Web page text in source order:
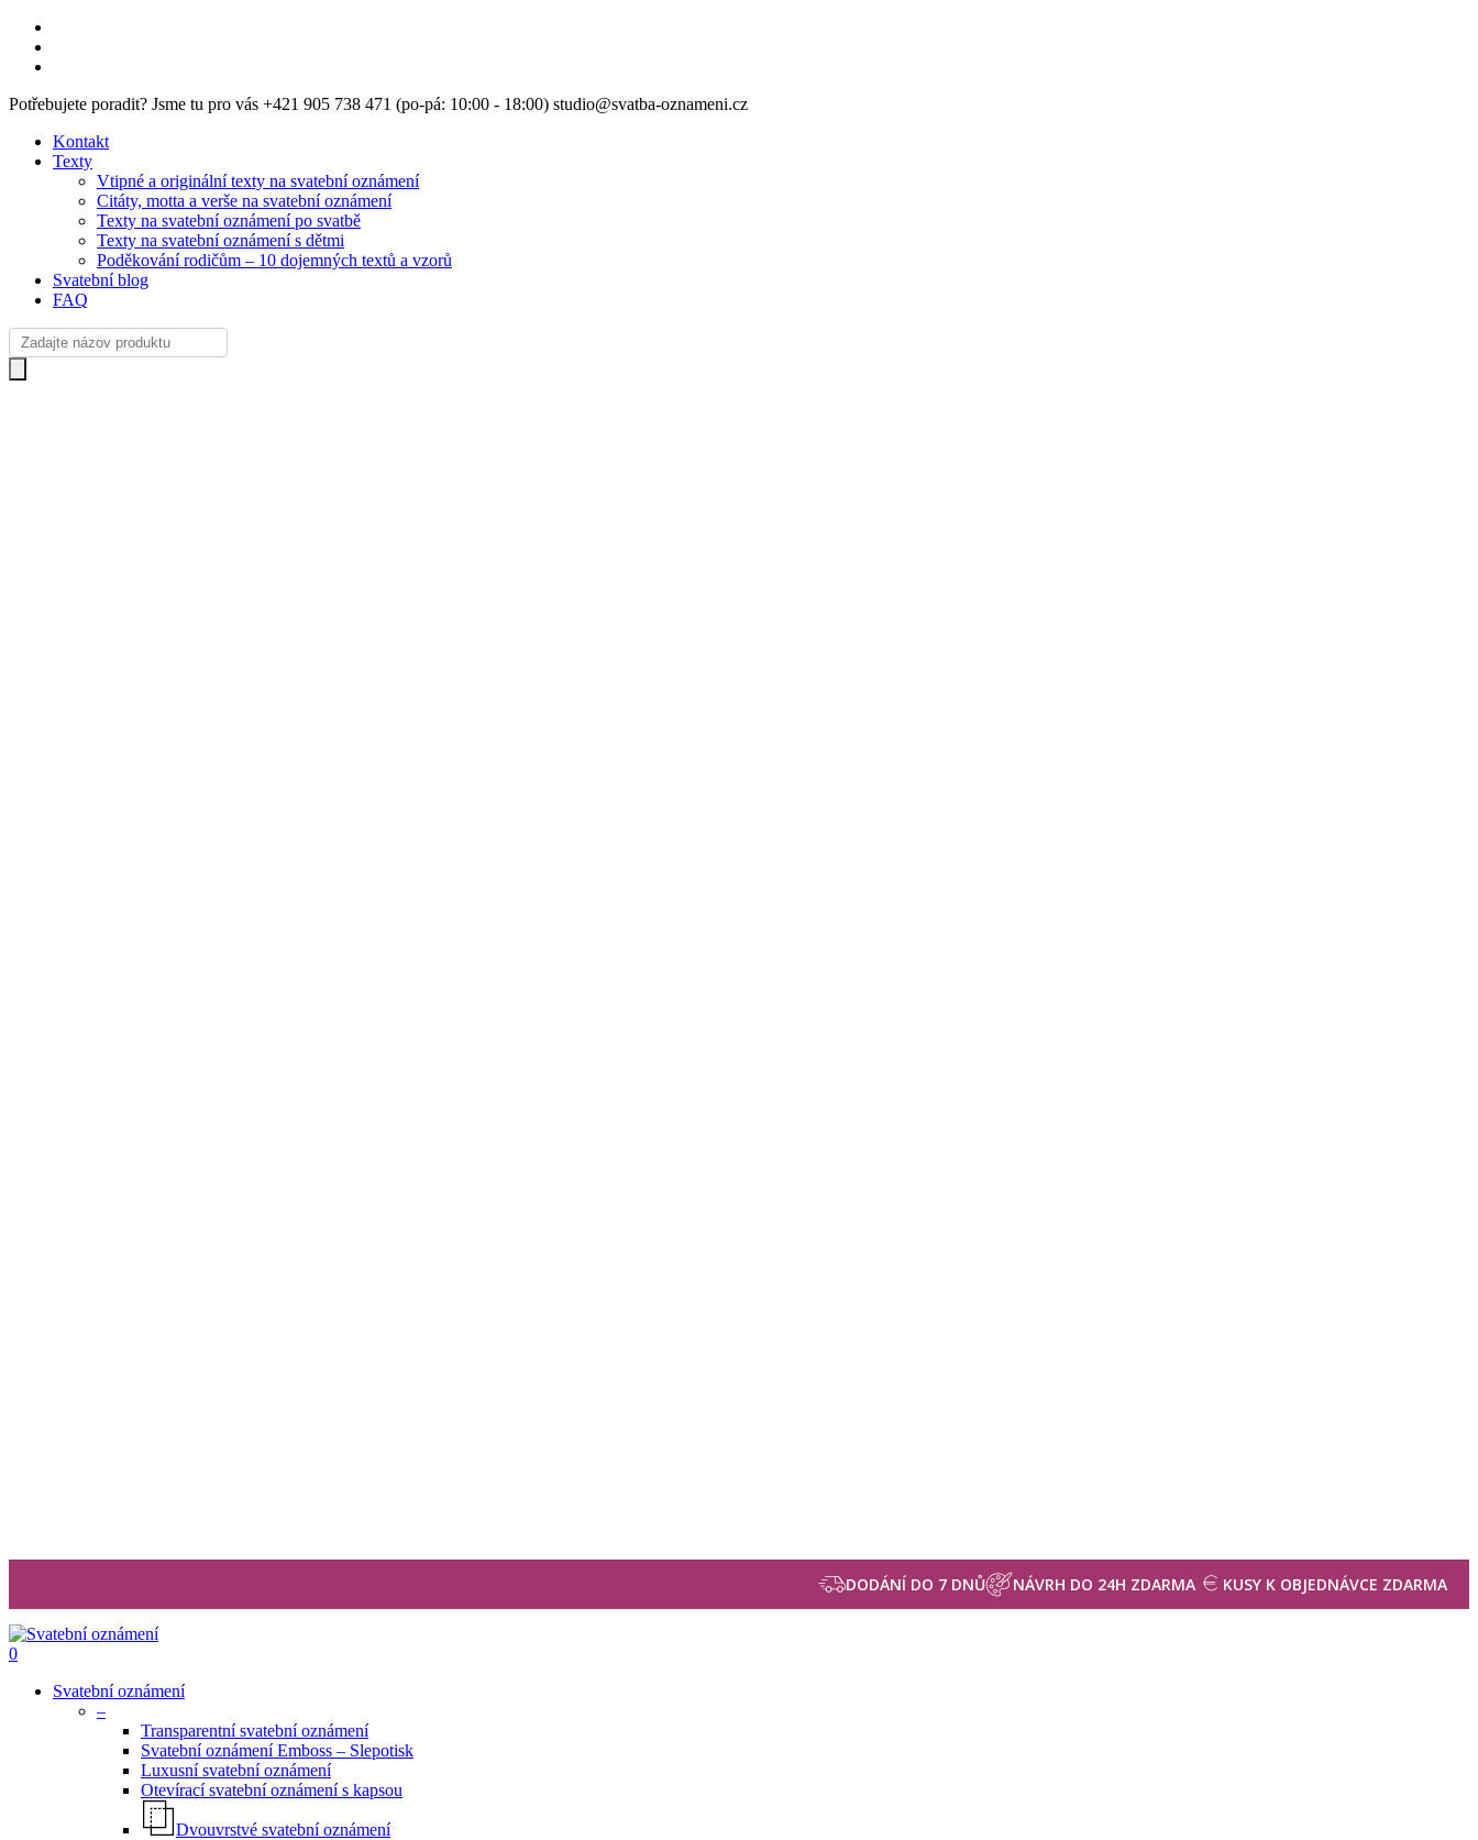
Skip
main
Potřebujete poradit? Jsme tu pro vás +421 905 738 471 (po-pá: 10:00 - 18:00) studio@svatba-oznameni.cz
Kontakt
Texty
Vtipné a originální texty na svatební oznámení
Citáty, motta a verše na svatební oznámení
Texty na svatební oznámení po svatbě
Texty na svatební oznámení s dětmi
Poděkování rodičům – 10 dojemných textů a vzorů
Svatební blog
FAQ
Products
search
DODÁNÍ DO 7 DNŮ NÁVRH DO 24H ZDARMA KUSY K OBJEDNÁVCE ZDARMA
search
0
Svatební oznámení
–
Transparentní svatební oznámení
Svatební oznámení Emboss – Slepotisk
Luxusní svatební oznámení
Otevírací svatební oznámení s kapsou
Dvouvrstvé svatební oznámení